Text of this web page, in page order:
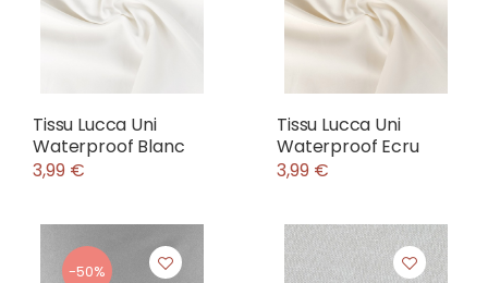
Tissu Lucca Uni
Waterproof Blanc
3,99 €
Tissu Lucca Uni
Waterproof Ecru
3,99 €
-50%